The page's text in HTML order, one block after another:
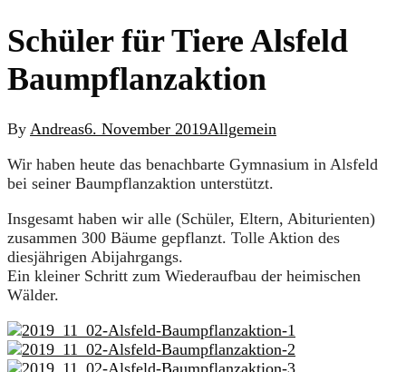
Schüler für Tiere Alsfeld
Baumpflanzaktion
By Andreas6. November 2019Allgemein
Wir haben heute das benachbarte Gymnasium in Alsfeld
bei seiner Baumpflanzaktion unterstützt.
Insgesamt haben wir alle (Schüler, Eltern, Abiturienten)
zusammen 300 Bäume gepflanzt. Tolle Aktion des
diesjährigen Abijahrgangs.
Ein kleiner Schritt zum Wiederaufbau der heimischen
Wälder.